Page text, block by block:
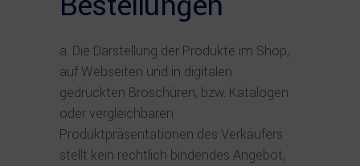
Die Darstellung der Produkte im Shop,
auf Webseiten und in digitalen
gedruckten Broschüren, bzw. Katalogen
oder vergleichbaren
Produktpräsentationen des Verkäufers
stellt kein rechtlich bindendes Angebot,